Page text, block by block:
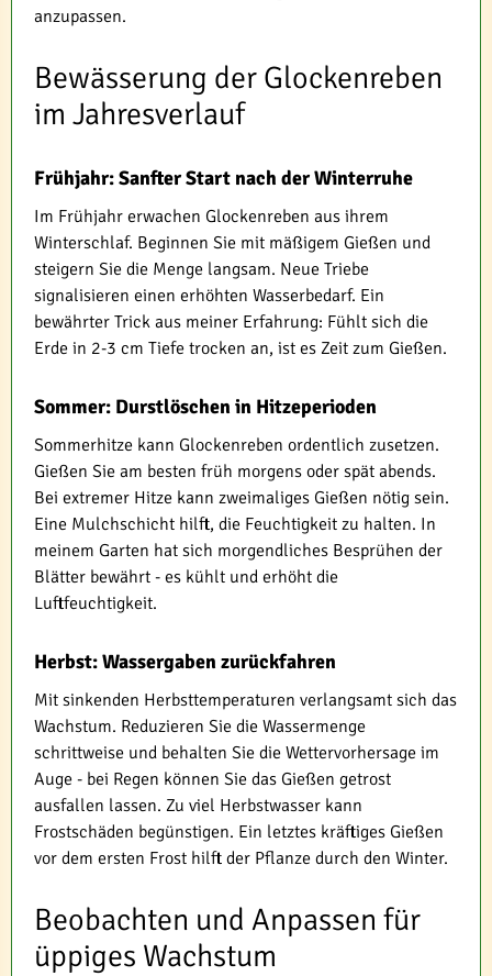
anzupassen.
Bewässerung der Glockenreben
im Jahresverlauf
Frühjahr: Sanfter Start nach der Winterruhe
Im Frühjahr erwachen Glockenreben aus ihrem
Winterschlaf. Beginnen Sie mit mäßigem Gießen und
steigern Sie die Menge langsam. Neue Triebe
signalisieren einen erhöhten Wasserbedarf. Ein
bewährter Trick aus meiner Erfahrung: Fühlt sich die
Erde in 2-3 cm Tiefe trocken an, ist es Zeit zum Gießen.
Sommer: Durstlöschen in Hitzeperioden
Sommerhitze kann Glockenreben ordentlich zusetzen.
Gießen Sie am besten früh morgens oder spät abends.
Bei extremer Hitze kann zweimaliges Gießen nötig sein.
Eine Mulchschicht hilft, die Feuchtigkeit zu halten. In
meinem Garten hat sich morgendliches Besprühen der
Blätter bewährt - es kühlt und erhöht die
Luftfeuchtigkeit.
Herbst: Wassergaben zurückfahren
Mit sinkenden Herbsttemperaturen verlangsamt sich das
Wachstum. Reduzieren Sie die Wassermenge
schrittweise und behalten Sie die Wettervorhersage im
Auge - bei Regen können Sie das Gießen getrost
ausfallen lassen. Zu viel Herbstwasser kann
Frostschäden begünstigen. Ein letztes kräftiges Gießen
vor dem ersten Frost hilft der Pflanze durch den Winter.
Beobachten und Anpassen für
üppiges Wachstum